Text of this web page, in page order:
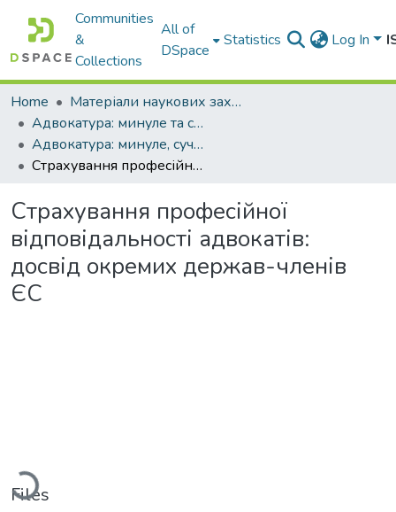
Communities
&
Collections
All of
DSpace
Statistics Log In
Home
Матеріали наукових заходів
Адвокатура: минуле та сучасність
Адвокатура: минуле, сучасність та майбутнє : матер. XII Міжнар. наук.-практ. конф. (м. Одеса, 11 лист. 2022 р.)
Страхування професійної відповідальності адвокатів: досвід окремих держав-членів ЄС
Страхування професійної
відповідальності адвокатів:
досвід окремих держав-членів
ЄС
Loading...
Files